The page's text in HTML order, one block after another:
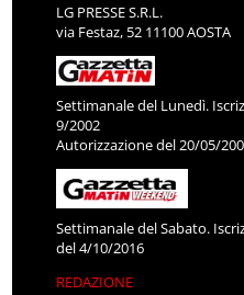
LG PRESSE S.R.L.
via Festaz, 52 11100 AOSTA
Settimanale del Lunedì.
9/2002
Autorizzazione del 20/05/
Settimanale del Sabato.
del 4/10/2016
REDAZIONE